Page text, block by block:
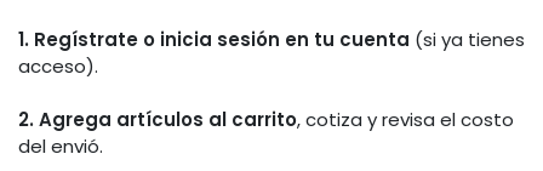
1. Regístrate o inicia sesión en tu cuenta (si ya tienes
acceso).
2. Agrega artículos al carrito, cotiza y revisa el costo
del envió.